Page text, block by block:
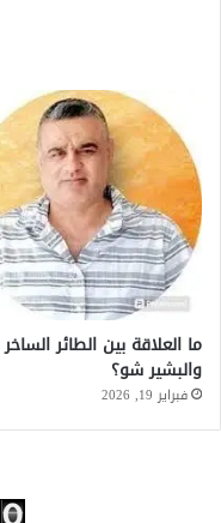
ما العلاقة بين الطائر الساخر
والبشير شو؟
فبراير 19, 2026